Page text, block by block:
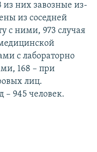
них завозные из-
из соседней
с ними, 973 случая
с лабораторно
168 – при
лиц.
– 945 человек.